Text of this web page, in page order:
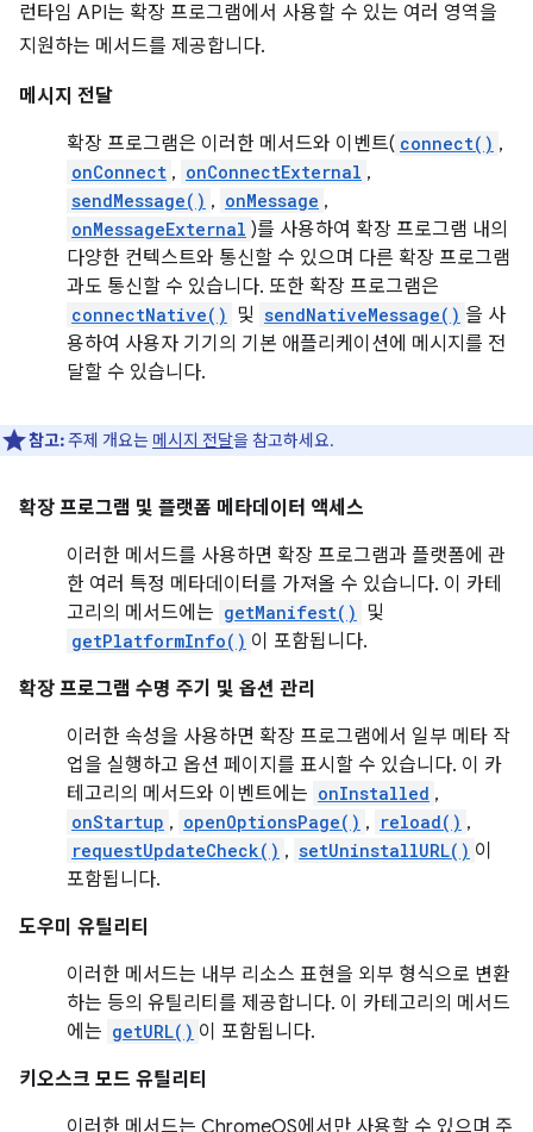
런타임 API는 확장 프로그램에서 사용할 수 있는 여러 영역을
지원하는 메서드를 제공합니다.
메시지 전달
확장 프로그램은 이러한 메서드와 이벤트( connect() ,
onConnect , onConnectExternal ,
sendMessage() , onMessage ,
onMessageExternal )를 사용하여 확장 프로그램 내의
다양한 컨텍스트와 통신할 수 있으며 다른 확장 프로그램
과도 통신할 수 있습니다. 또한 확장 프로그램은
connectNative() 및 sendNativeMessage() 을 사
용하여 사용자 기기의 기본 애플리케이션에 메시지를 전
달할 수 있습니다.
참고:주제 개요는 메시지 전달을 참고하세요.
확장 프로그램 및 플랫폼 메타데이터 액세스
이러한 메서드를 사용하면 확장 프로그램과 플랫폼에 관
한 여러 특정 메타데이터를 가져올 수 있습니다. 이 카테
고리의 메서드에는 getManifest() 및
getPlatformInfo() 이 포함됩니다.
확장 프로그램 수명 주기 및 옵션 관리
이러한 속성을 사용하면 확장 프로그램에서 일부 메타 작
업을 실행하고 옵션 페이지를 표시할 수 있습니다. 이 카
테고리의 메서드와 이벤트에는 onInstalled ,
onStartup , openOptionsPage() , reload() ,
requestUpdateCheck() , setUninstallURL() 이
포함됩니다.
도우미 유틸리티
이러한 메서드는 내부 리소스 표현을 외부 형식으로 변환
하는 등의 유틸리티를 제공합니다. 이 카테고리의 메서드
에는 getURL() 이 포함됩니다.
키오스크 모드 유틸리티
이러한 메서드는 ChromeOS에서만 사용할 수 있으며 주